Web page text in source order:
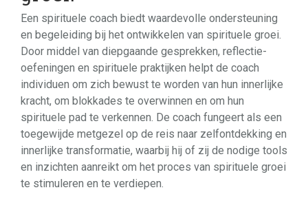
Een spirituele coach biedt waardevolle ondersteuning
en begeleiding bij het ontwikkelen van spirituele groei.
Door middel van diepgaande gesprekken, reflectie-
oefeningen en spirituele praktijken helpt de coach
individuen om zich bewust te worden van hun innerlijke
kracht, om blokkades te overwinnen en om hun
spirituele pad te verkennen. De coach fungeert als een
toegewijde metgezel op de reis naar zelfontdekking en
innerlijke transformatie, waarbij hij of zij de nodige tools
en inzichten aanreikt om het proces van spirituele groei
te stimuleren en te verdiepen.